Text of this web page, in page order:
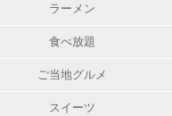
ラーメン
食べ放題
ご当地グルメ
スイーツ